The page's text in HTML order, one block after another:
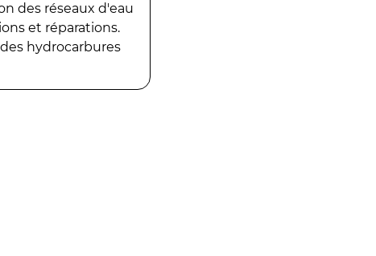
des réseaux d'eau
et réparations.
hydrocarbures